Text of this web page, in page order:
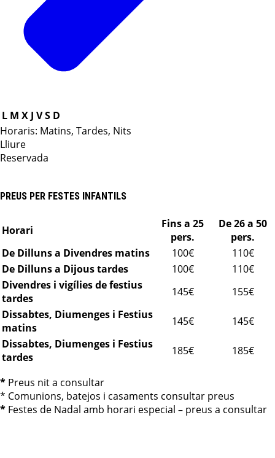
L M XJ VS D
Horaris: Matins, Tardes, Nits
Lliure
Reservada
PREUS PER FESTES INFANTILS
Horari
Fins a 25
pers.
De 26 a 50
pers.
De Dilluns a Divendres matins
100€
110€
De Dilluns a Dijous tardes
100€
110€
Divendres i vigílies de festius
tardes
145€
155€
Dissabtes, Diumenges i Festius
matins
145€
145€
Dissabtes, Diumenges i Festius
tardes
185€ 185€
* Preus nit a consultar
* Comunions, batejos i casaments consultar preus
* Festes de Nadal amb horari especial – preus a consultar